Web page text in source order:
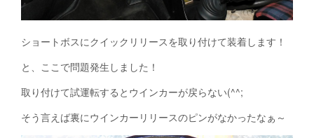
ショートボスにクイックリリースを取り付けて装着します！
と、ここで問題発生しました！
取り付けて試運転するとウインカーが戻らない(^^;
そう言えば裏にウインカーリリースのピンがなかったなぁ～